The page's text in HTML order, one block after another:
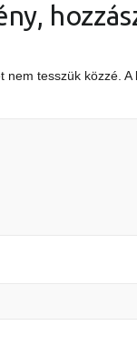
nem tesszük közzé. A